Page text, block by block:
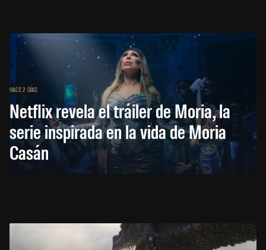
HACE 2 DÍAS
Netflix revela el tráiler de Moria, la
serie inspirada en la vida de Moria
Casán